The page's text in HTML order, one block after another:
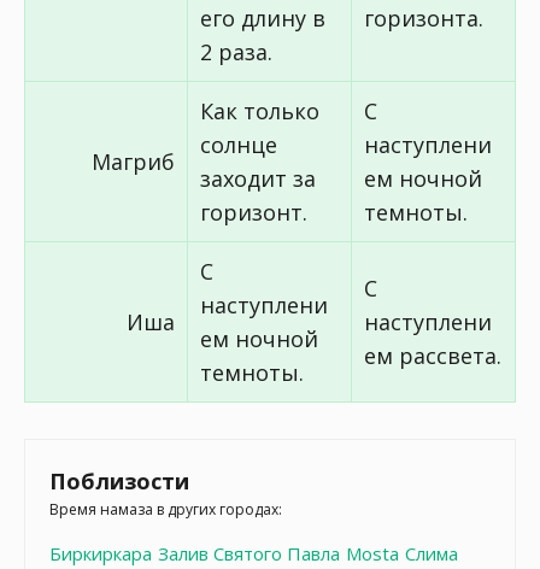
его длину в
2 раза.
горизонта.
Магриб
Как только
солнце
заходит за
горизонт.
С
наступлени
ем ночной
темноты.
Иша
С
наступлени
ем ночной
темноты.
С
наступлени
ем рассвета.
Поблизости
Время намаза в других городах:
Биркиркара Залив Святого Павла Mosta Слима